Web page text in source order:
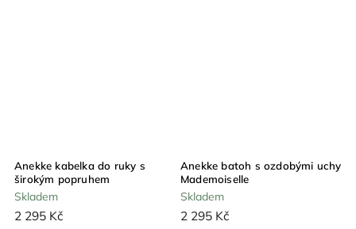
Anekke kabelka do ruky s
širokým popruhem
Mademoiselle
Skladem
2 295 Kč
Anekke batoh s ozdobými uchy
Mademoiselle
Skladem
2 295 Kč